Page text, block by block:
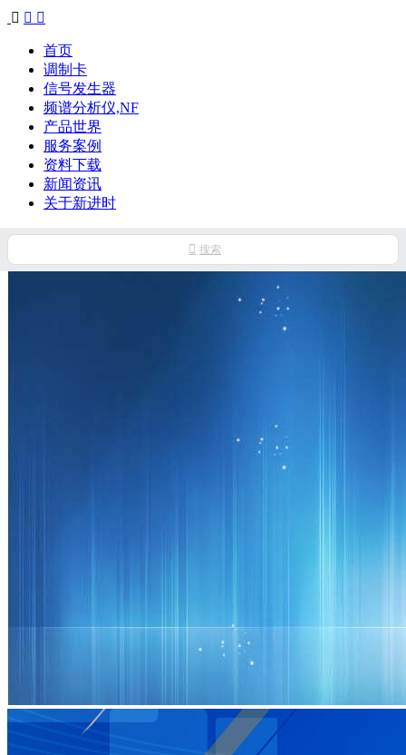
  
首页
调制卡
信号发生器
频谱分析仪,NF
产品世界
服务案例
资料下载
新闻资讯
关于新进时
 搜索